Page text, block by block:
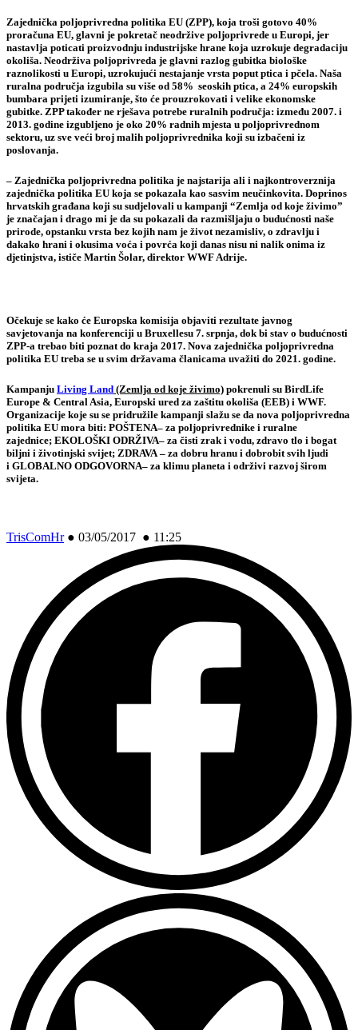
Zajednička poljoprivredna politika EU (ZPP), koja troši gotovo 40%
proračuna EU, glavni je pokretač neodržive poljoprivrede u Europi, jer
nastavlja poticati proizvodnju industrijske hrane koja uzrokuje degradaciju
okoliša. Neodrživa poljoprivreda je glavni razlog gubitka biološke
raznolikosti u Europi, uzrokujući nestajanje vrsta poput ptica i pčela. Naša
ruralna područja izgubila su više od 58% seoskih ptica, a 24% europskih
bumbara prijeti izumiranje, što će prouzrokovati i velike ekonomske
gubitke. ZPP također ne rješava potrebe ruralnih područja: između 2007. i
2013. godine izgubljeno je oko 20% radnih mjesta u poljoprivrednom
sektoru, uz sve veći broj malih poljoprivrednika koji su izbačeni iz
poslovanja.
– Zajednička poljoprivredna politika je najstarija ali i najkontroverznija
zajednička politika EU koja se pokazala kao sasvim neučinkovita. Doprinos
hrvatskih građana koji su sudjelovali u kampanji “Zemlja od koje živimo”
je značajan i drago mi je da su pokazali da razmišljaju o budućnosti naše
prirode, opstanku vrsta bez kojih nam je život nezamisliv, o zdravlju i
dakako hrani i okusima voća i povrća koji danas nisu ni nalik onima iz
djetinjstva, ističe Martin Šolar, direktor WWF Adrije.
Očekuje se kako će Europska komisija objaviti rezultate javnog
savjetovanja na konferenciji u Bruxellesu 7. srpnja, dok bi stav o budućnosti
ZPP-a trebao biti poznat do kraja 2017. Nova zajednička poljoprivredna
politika EU treba se u svim državama članicama uvažiti do 2021. godine.
Kampanju Living Land (Zemlja od koje živimo) pokrenuli su BirdLife
Europe & Central Asia, Europski ured za zaštitu okoliša (EEB) i WWF.
Organizacije koje su se pridružile kampanji slažu se da nova poljoprivredna
politika EU mora biti: POŠTENA– za poljoprivrednike i ruralne
zajednice; EKOLOŠKI ODRŽIVA– za čisti zrak i vodu, zdravo tlo i bogat
biljni i životinjski svijet; ZDRAVA – za dobru hranu i dobrobit svih ljudi
i GLOBALNO ODGOVORNA– za klimu planeta i održivi razvoj širom
svijeta.
TrisComHr● 03/05/2017 ● 11:25